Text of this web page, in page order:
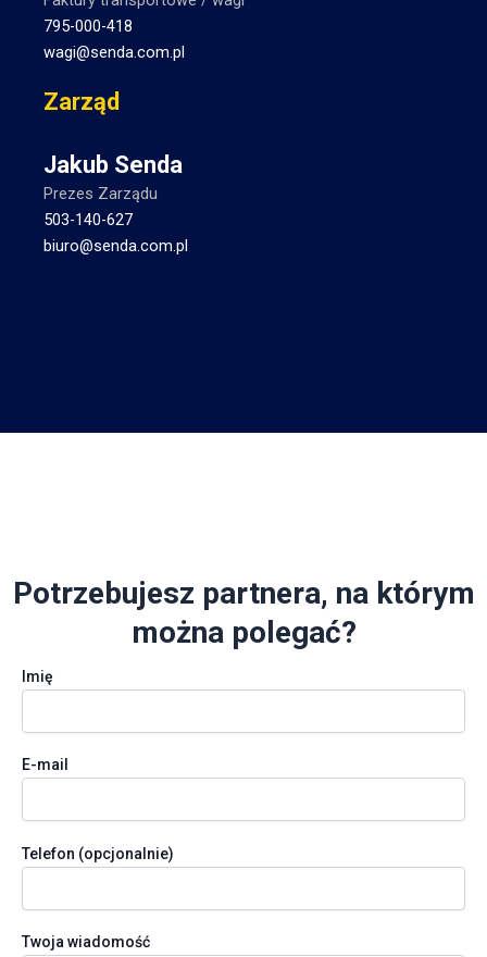
795-000-418
wagi@senda.com.pl
Zarząd
Jakub Senda
Prezes Zarządu
503-140-627
biuro@senda.com.pl
Potrzebujesz partnera, na którym
można polegać?
Imię
E-mail
Telefon (opcjonalnie)
Twoja wiadomość